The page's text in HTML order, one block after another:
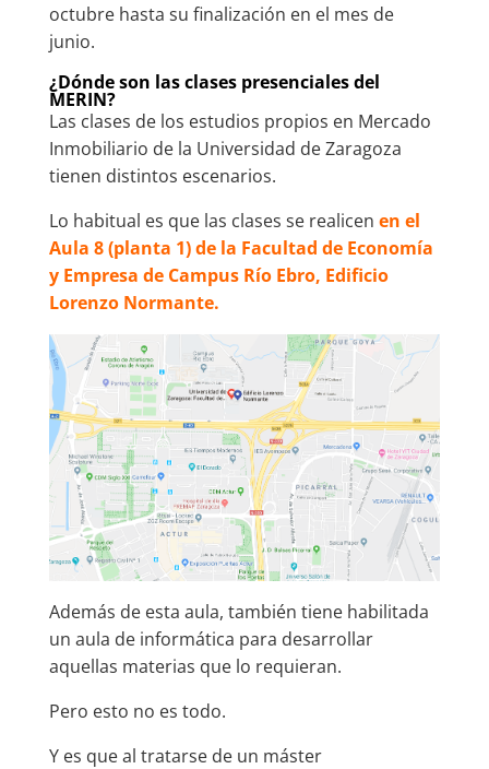
octubre hasta su finalización en el mes de
junio.
¿Dónde son las clases presenciales del
MERIN?
Las clases de los estudios propios en Mercado
Inmobiliario de la Universidad de Zaragoza
tienen distintos escenarios.
Lo habitual es que las clases se realicen en el
Aula 8 (planta 1) de la Facultad de Economía
y Empresa de Campus Río Ebro, Edificio
Lorenzo Normante.
Además de esta aula, también tiene habilitada
un aula de informática para desarrollar
aquellas materias que lo requieran.
Pero esto no es todo.
Y es que al tratarse de un máster